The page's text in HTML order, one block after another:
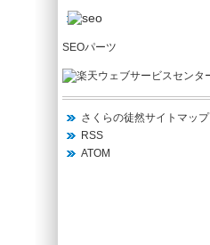
SEOパーツ
さくらの徒然サイトマップ
RSS
ATOM